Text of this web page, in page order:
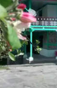
5.0 de 5; 3